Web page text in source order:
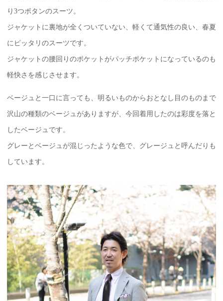
り3つボタンのスーツ。
ジャケットに裏地が全くついていない、軽くて通気性の良い、春夏
にピッタリのスーツです。
ジャケットの腰回りのポケットがパッチポケットになっているのも
軽快さを感じさせます。
ベージュと一口に言っても、明るいものからおとなし目のものまで
沢山の種類のベージュがありますが、今回着用したのは彩度を落と
したベージュです。
グレーとベージュが混じったような色で、グレージュと呼んだりも
しています。